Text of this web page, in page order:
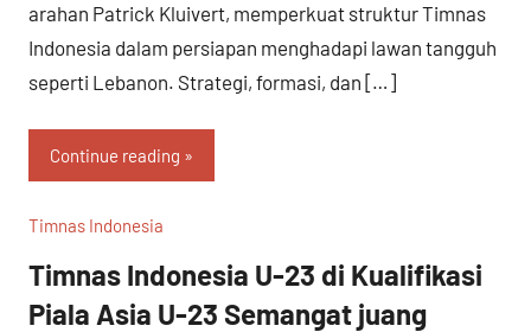
arahan Patrick Kluivert, memperkuat struktur Timnas
Indonesia dalam persiapan menghadapi lawan tangguh
seperti Lebanon. Strategi, formasi, dan […]
Continue reading
Timnas Indonesia
Timnas Indonesia U-23 di Kualifikasi
Piala Asia U-23 Semangat juang